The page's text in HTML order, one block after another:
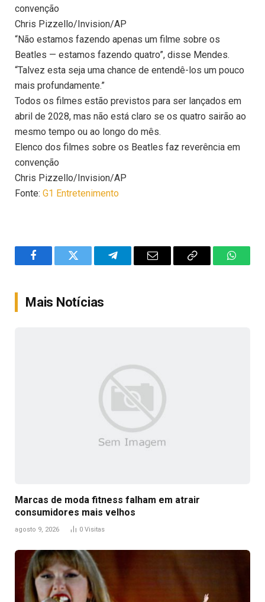
convenção
Chris Pizzello/Invision/AP
“Não estamos fazendo apenas um filme sobre os
Beatles — estamos fazendo quatro”, disse Mendes.
“Talvez esta seja uma chance de entendê-los um pouco
mais profundamente.”
Todos os filmes estão previstos para ser lançados em
abril de 2028, mas não está claro se os quatro sairão ao
mesmo tempo ou ao longo do mês.
Elenco dos filmes sobre os Beatles faz reverência em
convenção
Chris Pizzello/Invision/AP
Fonte: G1 Entretenimento
FacebookTwitter TelegramEmail
Copy
Mais Notícias
Marcas de moda fitness falham em atrair
consumidores mais velhos
agosto 9, 2026 0 Visitas